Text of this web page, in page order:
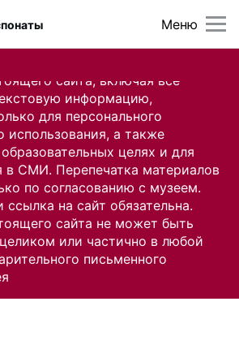
сайта, включая все
информацию,
для персонального
использования, а также
целях и для
в СМИ. Перепечатка материалов
по согласованию с музеем.
на сайт обязательна.
сайта не может быть
или частично в любой
письменного
Меню